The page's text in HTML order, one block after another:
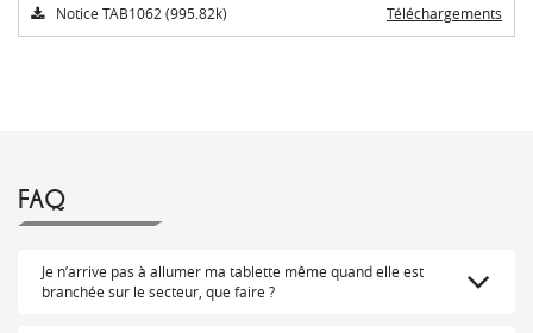
Notice TAB1062 (995.82k) Téléchargements
FAQ
Je n’arrive pas à allumer ma tablette même quand elle est
branchée sur le secteur, que faire ?